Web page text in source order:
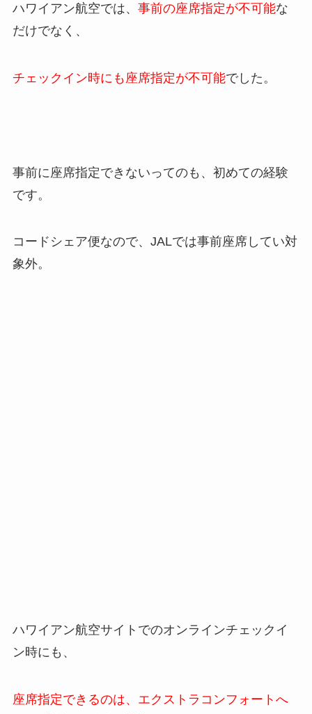
ハワイアン航空では、 事前の座席指定が不可能な
だけでなく、
チェックイン時にも座席指定が不可能でした。
事前に座席指定できないってのも、初めての経験
です。
コードシェア便なので、JALでは事前座席してい対
象外。
ハワイアン航空サイトでのオンラインチェックイ
ン時にも、
座席指定できるのは、エクストラコンフォートへ